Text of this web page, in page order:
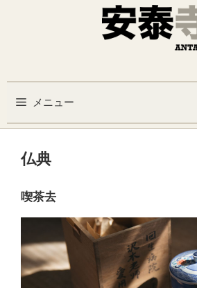
コンテンツへスキップ
メニュー
仏典
喫茶去